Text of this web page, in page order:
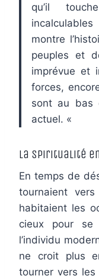
qu’il
montre
peuples et
imprévue et
forces,
sont au bas
actuel. «
La spiritualité
En temps de
tournaient
habitaient les
cieux pour se
l’individu
ne croit plus
tourner vers